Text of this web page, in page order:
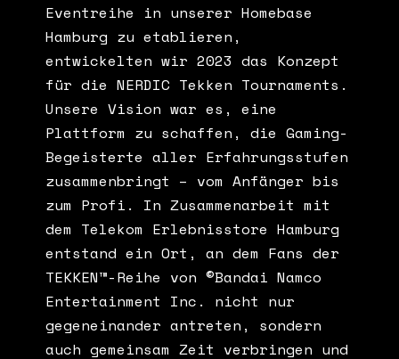
Eventreihe in unserer Homebase
Hamburg zu etablieren,
entwickelten wir 2023 das Konzept
für die NERDIC Tekken Tournaments.
Unsere Vision war es, eine
Plattform zu schaffen, die Gaming-
Begeisterte aller Erfahrungsstufen
zusammenbringt – vom Anfänger bis
zum Profi. In Zusammenarbeit mit
dem Telekom Erlebnisstore Hamburg
entstand ein Ort, an dem Fans der
TEKKEN™-Reihe von ©Bandai Namco
Entertainment Inc. nicht nur
gegeneinander antreten, sondern
auch gemeinsam Zeit verbringen und